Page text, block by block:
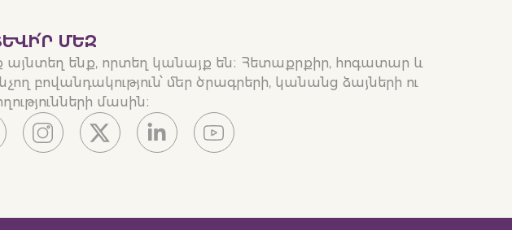
ՄԵԶ
այնտեղ ենք, որտեղ կանայք են։ Հետաքրքիր, հոգատար և
բովանդակություն՝ մեր ծրագրերի, կանանց ձայների ու
մասին։